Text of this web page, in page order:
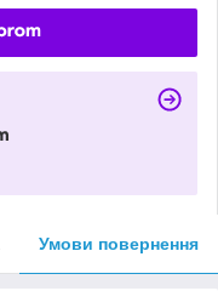
Умови повернення